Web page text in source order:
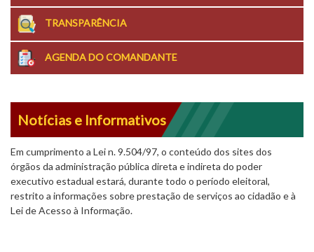
TRANSPARÊNCIA
AGENDA DO COMANDANTE
Notícias e Informativos
Em cumprimento a Lei n. 9.504/97, o conteúdo dos sites dos
órgãos da administração pública direta e indireta do poder
executivo estadual estará, durante todo o período eleitoral,
restrito a informações sobre prestação de serviços ao cidadão e à
Lei de Acesso à Informação.